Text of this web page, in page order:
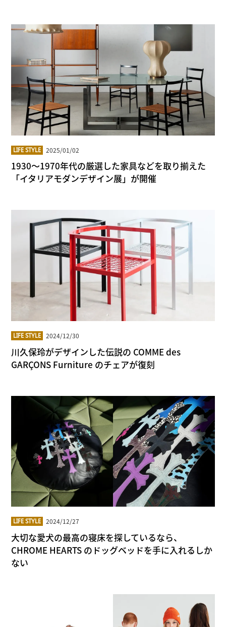
LIFE STYLE 2025/01/02
1930〜1970年代の厳選した家具などを取り揃えた
「イタリアモダンデザイン展」が開催
LIFE STYLE 2024/12/30
川久保玲がデザインした伝説の COMME des
GARÇONS Furniture のチェアが復刻
LIFE STYLE 2024/12/27
大切な愛犬の最高の寝床を探しているなら、
CHROME HEARTS のドッグベッドを手に入れるしか
ない